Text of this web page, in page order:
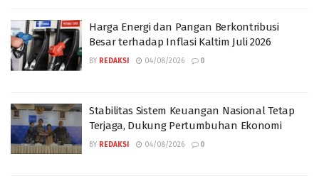
Harga Energi dan Pangan Berkontribusi
Besar terhadap Inflasi Kaltim Juli 2026
BY REDAKSI 04/08/2026 0
Stabilitas Sistem Keuangan Nasional Tetap
Terjaga, Dukung Pertumbuhan Ekonomi
BY REDAKSI 04/08/2026 0